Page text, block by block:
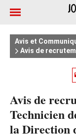
Avis et
Avis de
Avis de
Technicien
la Direction